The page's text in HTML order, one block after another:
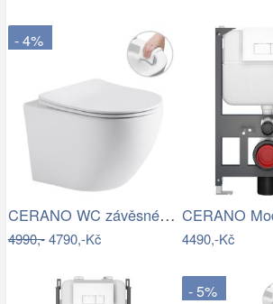
- 4%
CERANO WC závěsné Cesso, Rimless + Slim…
4990,-4790,-Kč 4490,-Kč
- 5%